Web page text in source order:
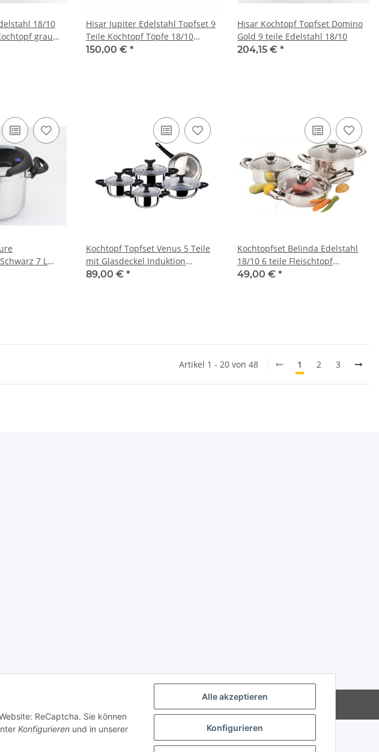
Alle akzeptieren
Konfigurieren
ReCaptcha. Sie können
Konfigurieren und in unserer
18/10
grau
Hisar Jupiter Edelstahl Topfset 9
Teile Kochtopf Töpfe 18/10
Tencere
150,00 € *
Hisar Kochtopf Topfset Domino
Gold 9 teile Edelstahl 18/10
204,15 € *
7 L
Gemüsetopf
Kochtopf Topfset Venus 5 Teile
mit Glasdeckel Induktion
Edelstahl Töpfe Kochgeschirr
89,00 € *
Kochtopfset Belinda Edelstahl
18/10 6 teile Fleischtopf
Gemüsetopf Topf Töpfe
49,00 € *
Artikel 1 - 20 von 48 1 2 3